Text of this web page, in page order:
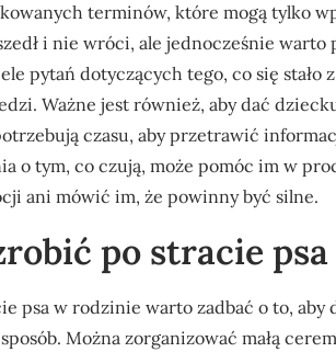
terminów, które mogą tylko
i nie wróci, ale jednocześnie
pytań dotyczących tego, co się
Ważne jest również, aby dać
czasu, aby przetrawić
o tym, co czują, może pomóc im w
ani mówić im, że powinny być silne.
po stracie
psa w rodzinie warto zadbać o to,
Można zorganizować małą